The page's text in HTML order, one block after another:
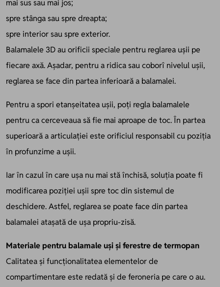
mai sus sau mai jos;
spre stânga sau spre dreapta;
spre interior sau spre exterior.
Balamalele 3D au orificii speciale pentru reglarea ușii pe
fiecare axă. Așadar, pentru a ridica sau coborî nivelul ușii,
reglarea se face din partea inferioară a balamalei.
Pentru a spori etanșeitatea ușii, poți regla balamalele
pentru ca cerceveaua să fie mai aproape de toc. În partea
superioară a articulației este orificiul responsabil cu poziția
în profunzime a ușii.
Iar în cazul în care ușa nu mai stă închisă, soluția poate fi
modificarea poziției ușii spre toc din sistemul de
deschidere. Astfel, reglarea se poate face din partea
balamalei atașată de ușa propriu-zisă.
Materiale pentru balamale uși și ferestre de termopan
Calitatea și funcționalitatea elementelor de
compartimentare este redată și de feroneria pe care o au.